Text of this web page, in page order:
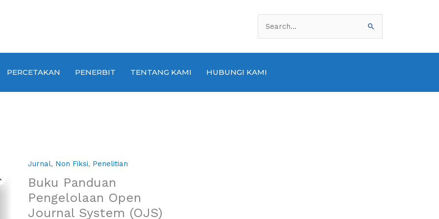
untuk:
PERCETAKAN PENERBIT TENTANG KAMI HUBUNGI KAMI
Jurnal, Non Fiksi, Penelitian
Buku Panduan
Pengelolaan Open
Journal System (OJS)